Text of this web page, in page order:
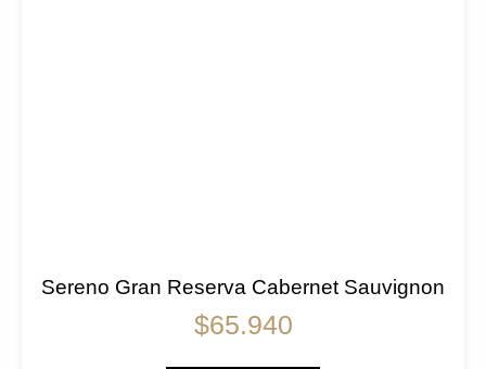
Sereno Gran Reserva Cabernet Sauvignon
$65.940